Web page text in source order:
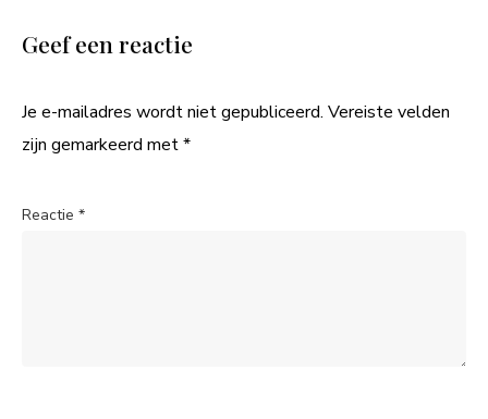
Geef een reactie
Je e-mailadres wordt niet gepubliceerd. Vereiste velden
zijn gemarkeerd met*
Reactie *